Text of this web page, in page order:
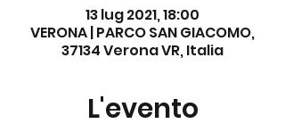
13 lug 2021, 18:00
VERONA | PARCO SAN GIACOMO,
37134 Verona VR, Italia
L'evento